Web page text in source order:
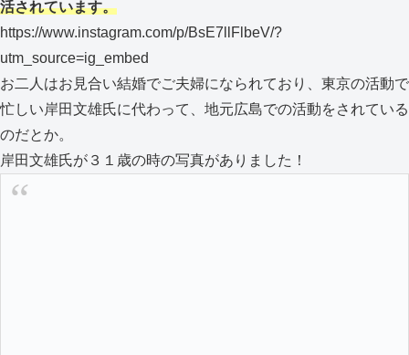
活されています。
https://www.instagram.com/p/BsE7llFlbeV/?
utm_source=ig_embed
お二人はお見合い結婚でご夫婦になられており、東京の活動で
忙しい岸田文雄氏に代わって、地元広島での活動をされている
のだとか。
岸田文雄氏が３１歳の時の写真がありました！